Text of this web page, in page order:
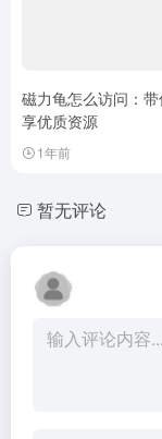
磁力龟怎么访问：
享优质资源
1年前
暂无评论